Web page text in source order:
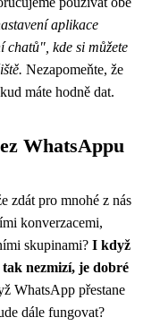
aplikace
chatů", kde si můžete
Nezapomeňte, že
máte hodně dat.
WhatsAppu
zdát pro mnohé z nás
konverzacemi,
skupinami? I když
nezmizí, je dobré
WhatsApp přestane
dále fungovat?